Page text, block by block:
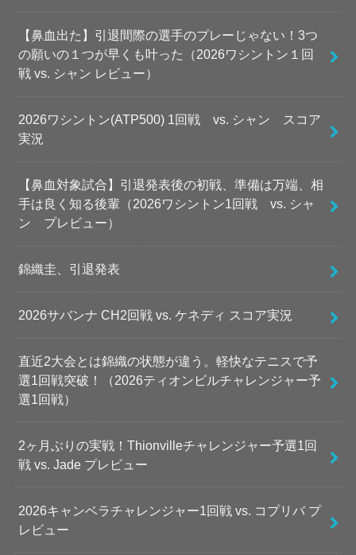
【鼻血出た】引退間際の選手のプレーじゃない！3つ
の願いの１つが早くも叶った（2026ワシントン１回
戦 vs. シャン レビュー）
2026ワシントン(ATP500) 1回戦 vs. シャン スコア
実況
【鼻血対象試合】引退発表後の初戦、準備は万端、相
手は良く知る後輩（2026ワシントン1回戦 vs. シャ
ン プレビュー）
錦織圭、引退発表
2026サバンナ CH2回戦 vs. ケネディ スコア実況
直近2大会とは錦織の状態が違う。軽快なテニスで予
選1回戦突破！（2026ティオンビルチャレンジャー予
選1回戦）
2ヶ月ぶりの実戦！Thionvilleチャレンジャー予選1回
戦 vs. Jade プレビュー
2026キャンベラチャレンジャー1回戦 vs. コプリバ プ
レビュー